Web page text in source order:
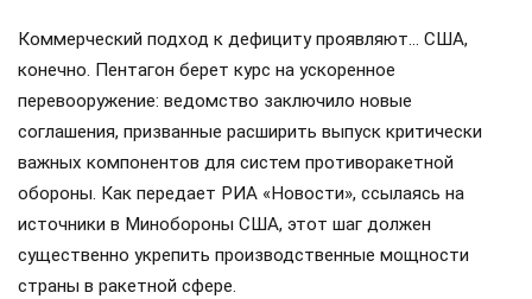
Коммерческий подход к дефициту проявляют… США,
конечно. Пентагон берет курс на ускоренное
перевооружение: ведомство заключило новые
соглашения, призванные расширить выпуск критически
важных компонентов для систем противоракетной
обороны. Как передает РИА «Новости», ссылаясь на
источники в Минобороны США, этот шаг должен
существенно укрепить производственные мощности
страны в ракетной сфере.